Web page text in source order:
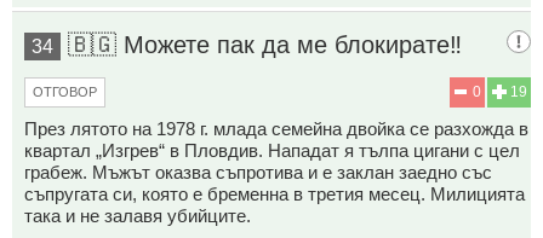
34 🇧🇬 Можете пак да ме блокирате‼️
19
0
ОТГОВОР
През лятото на 1978 г. млада семейна двойка се разхожда в
квартал „Изгрев“ в Пловдив. Нападат я тълпа цигани с цел
грабеж. Мъжът оказва съпротива и е заклан заедно със
съпругата си, която е бременна в третия месец. Милицията
така и не залавя убийците.